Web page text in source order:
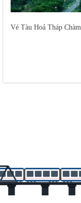
Vé Tàu Hoả Tháp Chàm